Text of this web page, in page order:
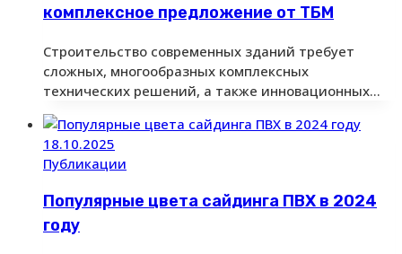
комплексное предложение от ТБМ
Строительство современных зданий требует
сложных, многообразных комплексных
технических решений, а также инновационных…
18.10.2025
Публикации
Популярные цвета сайдинга ПВХ в 2024
году